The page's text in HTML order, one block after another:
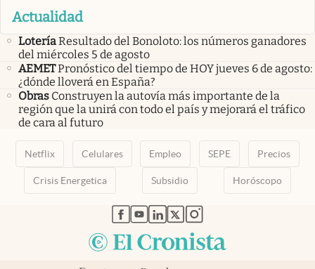
Actualidad
LoteríaResultado del Bonoloto: los números ganadores
del miércoles 5 de agosto
AEMETPronóstico del tiempo de HOY jueves 6 de agosto:
¿dónde lloverá en España?
Obras Construyen la autovía más importante de la
región que la unirá con todo el país y mejorará el tráfico
de cara al futuro
Netflix Celulares Empleo SEPE Precios
Crisis Energetica Subsidio Horóscopo
abre en nueva pestaña
abre en nueva pestaña
abre en nueva pestaña
abre en nueva pestaña
abre en nueva pestaña